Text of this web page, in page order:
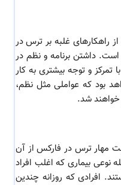
راهکارهای غلبه بر ترس در
است. داشتن برنامه و نظم در
و توجه بیشتری به کار
بود که عواملی مثل نظم،
شد.
مهارترس در فارکس از آن
نوعی بیماری که اغلب افراد
افرادی که روزانه چندین